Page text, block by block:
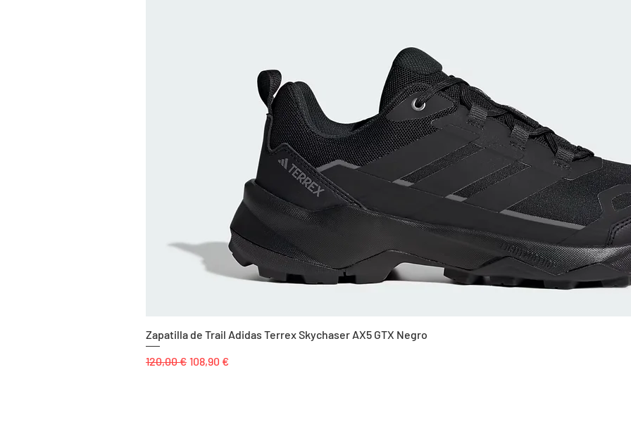
Zapatilla de Trail Adidas Terrex Skychaser AX5 GTX Negro
Precio
120,00 € Precio de oferta
108,90 €